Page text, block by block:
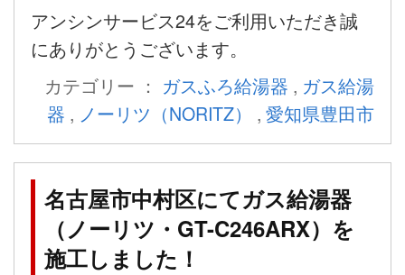
アンシンサービス24をご利用いただき誠
にありがとうございます。
カテゴリー ： ガスふろ給湯器 , ガス給湯
器 , ノーリツ（NORITZ） , 愛知県豊田市
名古屋市中村区にてガス給湯器
（ノーリツ・GT-C246ARX）を
施工しました！